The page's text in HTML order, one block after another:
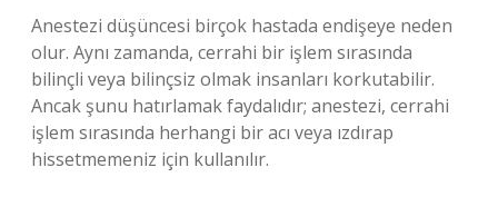
Anestezi düşüncesi birçok hastada endişeye neden
olur. Aynı zamanda, cerrahi bir işlem sırasında
bilinçli veya bilinçsiz olmak insanları korkutabilir.
Ancak şunu hatırlamak faydalıdır; anestezi, cerrahi
işlem sırasında herhangi bir acı veya ızdırap
hissetmemeniz için kullanılır.